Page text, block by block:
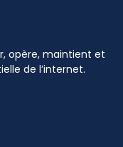
opère, maintient et
de l’internet.